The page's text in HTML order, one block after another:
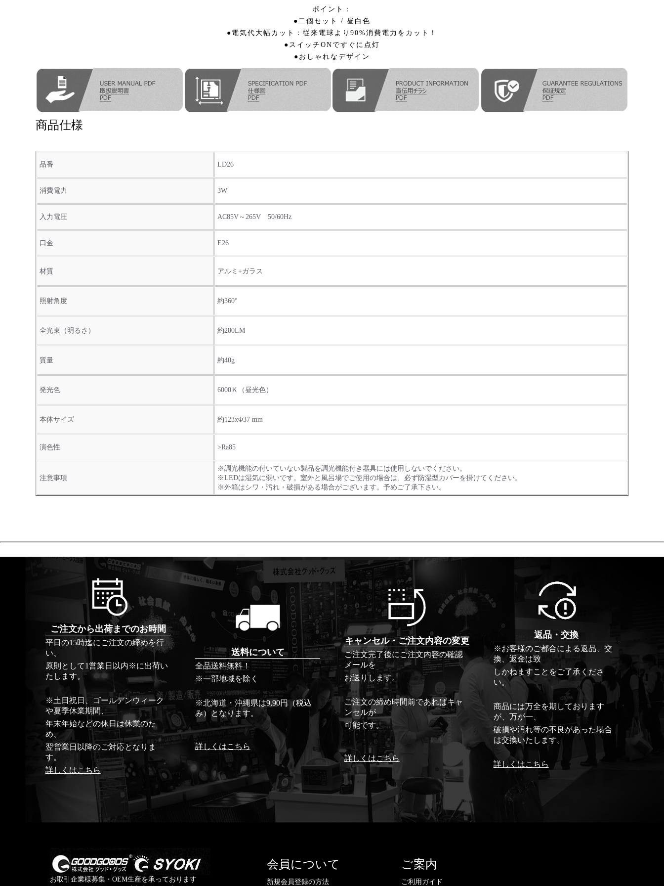
ポイント：
●二個セット / 昼白色
●電気代大幅カット：従来電球より90%消費電力をカット！
●スイッチONですぐに点灯
●おしゃれなデザイン
商品仕様
品番 LD26
消費電力 3W
入力電圧 AC85V～265V 50/60Hz
口金 E26
材質 アルミ+ガラス
照射角度 約360°
全光束（明るさ） 約280LM
質量 約40g
発光色 6000Ｋ（昼光色）
本体サイズ 約123xΦ37 mm
演色性 >Ra85
注意事項
※調光機能の付いていない製品を調光機能付き器具には使用しないでください。
※LEDは湿気に弱いです。室外と風呂場でご使用の場合は、必ず防湿型カバーを掛けてください。
※外箱はシワ・汚れ・破損がある場合がございます。予めご了承下さい。
ご注文から出荷までのお時間
平日の15時迄にご注文の締めを行
い、
原則として1営業日以内※に出荷い
たします。
※土日祝日、ゴールデンウィーク
や夏季休業期間、
年末年始などの休日は休業のた
め、
翌営業日以降のご対応となりま
す。
詳しくはこちら
送料について
全品送料無料！
※一部地域を除く
※北海道・沖縄県は9,90円（税込
み）となります。
詳しくはこちら
キャンセル・ご注文内容の変更
ご注文完了後にご注文内容の確認
メールを
お送りします。
ご注文の締め時間前であればキャ
ンセルが
可能です。
詳しくはこちら
返品・交換
※お客様のご都合による返品、交
換、返金は致
しかねますことをご了承くださ
い。
商品には万全を期しております
が、万が一、
破損や汚れ等の不良があった場合
は交換いたします。
詳しくはこちら
お取引企業様募集・OEM生産を承っております
会員について
新規会員登録の方法
ご案内
ご利用ガイド